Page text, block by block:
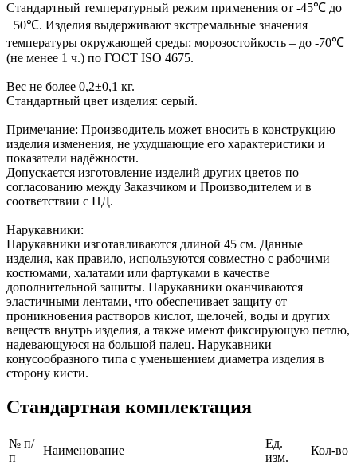
Стандартный температурный режим применения от -45℃ до
+50℃. Изделия выдерживают экстремальные значения
температуры окружающей среды: морозостойкость – до -70℃
(не менее 1 ч.) по ГОСТ ISO 4675.
Вес не более 0,2±0,1 кг.
Стандартный цвет изделия: серый.
Примечание: Производитель может вносить в конструкцию
изделия изменения, не ухудшающие его характеристики и
показатели надёжности.
Допускается изготовление изделий других цветов по
согласованию между Заказчиком и Производителем и в
соответствии с НД.
Нарукавники:
Нарукавники изготавливаются длиной 45 см. Данные
изделия, как правило, используются совместно с рабочими
костюмами, халатами или фартуками в качестве
дополнительной защиты. Нарукавники оканчиваются
эластичными лентами, что обеспечивает защиту от
проникновения растворов кислот, щелочей, воды и других
веществ внутрь изделия, а также имеют фиксирующую петлю,
надевающуюся на большой палец. Нарукавники
конусообразного типа с уменьшением диаметра изделия в
сторону кисти.
Стандартная комплектация
№ п/
п
Наименование
Ед.
изм.
Кол-во